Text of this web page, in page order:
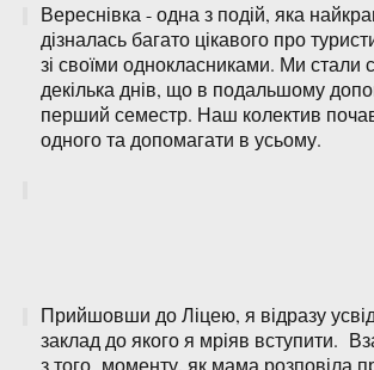
Вереснівка - одна з подій, яка
дізналась багато цікавого про
зі своїми однокласниками. Ми стали
декілька днів, що в подальшому
перший семестр. Наш колектив
одного та допомагати в усьому.
Прийшовши до Ліцею, я відразу
заклад до якого я мріяв вступити.
з того моменту, як мама розповіла